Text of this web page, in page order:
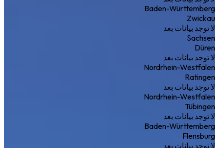
Baden-Württemberg
Zwickau
لا توجد بيانات بعد
Sachsen
Düren
لا توجد بيانات بعد
Nordrhein-Westfalen
Ratingen
لا توجد بيانات بعد
Nordrhein-Westfalen
Tübingen
لا توجد بيانات بعد
Baden-Württemberg
Flensburg
لا توجد بيانات بعد